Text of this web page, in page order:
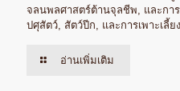
จลนพลศาสตร์ต้านจุลชีพ, และกา
ปศุสัตว์, สัตว์ปีก, และการเพาะเลี้ย
อ่านเพิ่มเติม